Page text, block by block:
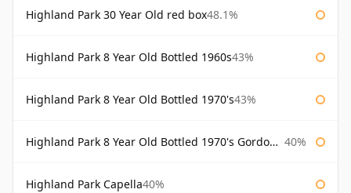
Highland Park 30 Year Old red box48.1%
Highland Park 8 Year Old Bottled 1960s43%
Highland Park 8 Year Old Bottled 1970's43%
Highland Park 8 Year Old Bottled 1970's Gordon & Macphail 40%
Highland Park Capella40%